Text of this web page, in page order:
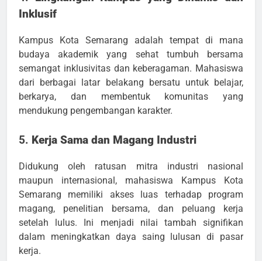
Inklusif
Kampus Kota Semarang adalah tempat di mana
budaya akademik yang sehat tumbuh bersama
semangat inklusivitas dan keberagaman. Mahasiswa
dari berbagai latar belakang bersatu untuk belajar,
berkarya, dan membentuk komunitas yang
mendukung pengembangan karakter.
5. Kerja Sama dan Magang Industri
Didukung oleh ratusan mitra industri nasional
maupun internasional, mahasiswa Kampus Kota
Semarang memiliki akses luas terhadap program
magang, penelitian bersama, dan peluang kerja
setelah lulus. Ini menjadi nilai tambah signifikan
dalam meningkatkan daya saing lulusan di pasar
kerja.